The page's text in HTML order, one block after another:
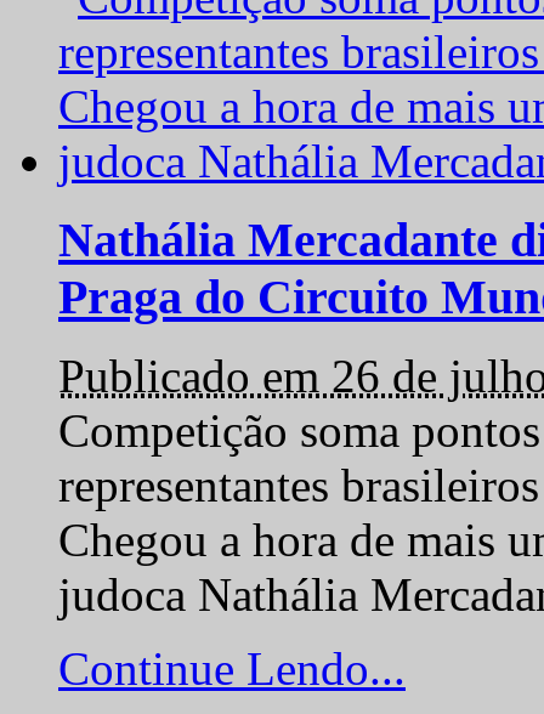
Nathália Mercadante
Praga do Circuito
Publicado em 26 de
Competição soma
representantes
Chegou a hora de mais
judoca Nathália
Continue Lendo...